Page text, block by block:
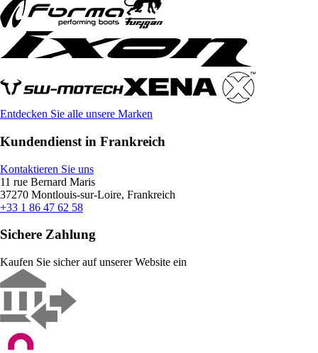
Entdecken Sie alle unsere Marken
Kundendienst in Frankreich
Kontaktieren Sie uns
11 rue Bernard Maris
37270 Montlouis-sur-Loire, Frankreich
+33 1 86 47 62 58
Sichere Zahlung
Kaufen Sie sicher auf unserer Website ein